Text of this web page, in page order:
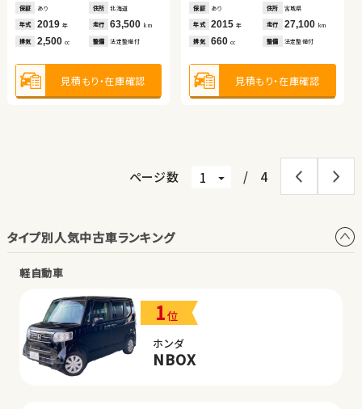
保証 あり 住所 北海道
年式 2019 年 走行 63,500 km
排気 2,500 cc 整備 法定整備付
見積もり・在庫確認
保証 あり 住所 宮城県
年式 2015年 走行 27,100 km
排気 660cc 整備 法定整備付
見積もり・在庫確認
保証 あり 住所 福島県
年式 2018 年 走行 23,400 km
排気 1,500 cc 整備 なし
見積もり・在庫確認
保証 あり 住所 山口県
年式 2013年 走行 96,900 km
排気 1,500 整備 法定整備付
見積もり・在庫確認
車両本体価格
諸費用：5.5 万円 （税込）
保証 なし 住所 千葉県
排気 2,000cc 整備 法定整備付
保証 なし 住所 福島県
年式 2025年 走行 3,400km
排気 1,800 整備 なし
見積もり・在庫確認
ページ数 / 4
タイプ別人気中古車ランキング
軽自動車
1位
ホンダ
NBOX